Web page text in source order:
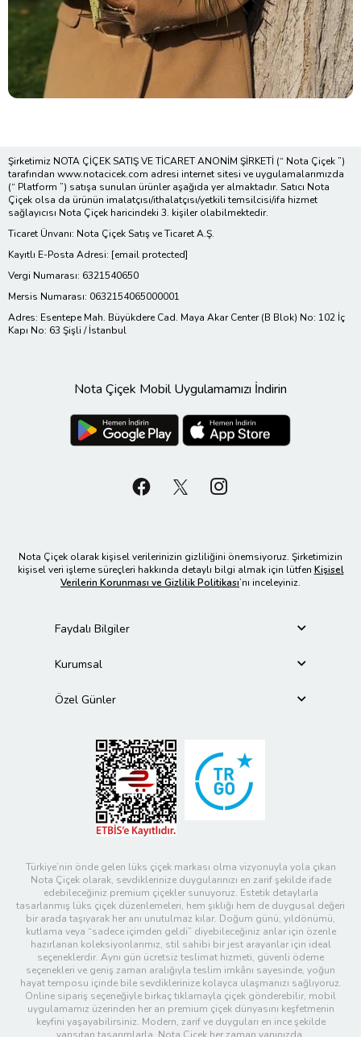
Şirketimiz NOTA ÇİÇEK SATIŞ VE TİCARET ANONİM ŞİRKETİ (“ Nota Çiçek ”)
tarafından www.notacicek.com adresi internet sitesi ve uygulamalarımızda
(“ Platform ”) satışa sunulan ürünler aşağıda yer almaktadır. Satıcı Nota
Çiçek olsa da ürünün imalatçısı/ithalatçısı/yetkili temsilcisi/ifa hizmet
sağlayıcısı Nota Çiçek haricindeki 3. kişiler olabilmektedir.
Ticaret Ünvanı: Nota Çiçek Satış ve Ticaret A.Ş.
Kayıtlı E-Posta Adresi: [email protected]
Vergi Numarası: 6321540650
Mersis Numarası: 0632154065000001
Adres: Esentepe Mah. Büyükdere Cad. Maya Akar Center (B Blok) No: 102 İç
Kapı No: 63 Şişli / İstanbul
Nota Çiçek Mobil Uygulamamızı İndirin
Nota Çiçek olarak kişisel verilerinizin gizliliğini önemsiyoruz. Şirketimizin
kişisel veri işleme süreçleri hakkında detaylı bilgi almak için lütfen Kişisel
Verilerin Korunması ve Gizlilik Politikası’nı inceleyiniz.
Faydalı Bilgiler
Kurumsal
Özel Günler
Türkiye’nin önde gelen lüks çiçek markası olma vizyonuyla yola çıkan
Nota Çiçek olarak, sevdiklerinize duygularınızı en zarif şekilde ifade
edebileceğiniz premium çiçekler sunuyoruz. Estetik detaylarla
tasarlanmış lüks çiçek düzenlemeleri, hem şıklığı hem de duygusal değeri
bir arada taşıyarak her anı unutulmaz kılar. Doğum günü, yıldönümü,
kutlama veya “sadece içimden geldi” diyebileceğiniz anlar için özenle
hazırlanan koleksiyonlarımız, stil sahibi bir jest arayanlar için ideal
seçeneklerdir. Aynı gün ücretsiz teslimat hizmeti, güvenli ödeme
seçenekleri ve geniş zaman aralığıyla teslim imkânı sayesinde, yoğun
hayat temposu içinde bile sevdiklerinize kolayca ulaşmanızı sağlıyoruz.
Online sipariş seçeneğiyle birkaç tıklamayla çiçek gönderebilir, mobil
uygulamamız üzerinden her an premium çiçek dünyasını keşfetmenin
keyfini yaşayabilirsiniz. Modern, zarif ve duyguları en ince şekilde